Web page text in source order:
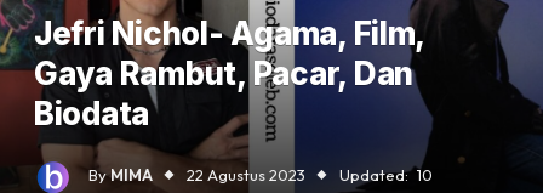
Jefri Nichol- Agama, Film,
Gaya Rambut, Pacar, Dan
Biodata
ByMIMA 22 Agustus 2023 Updated: 10